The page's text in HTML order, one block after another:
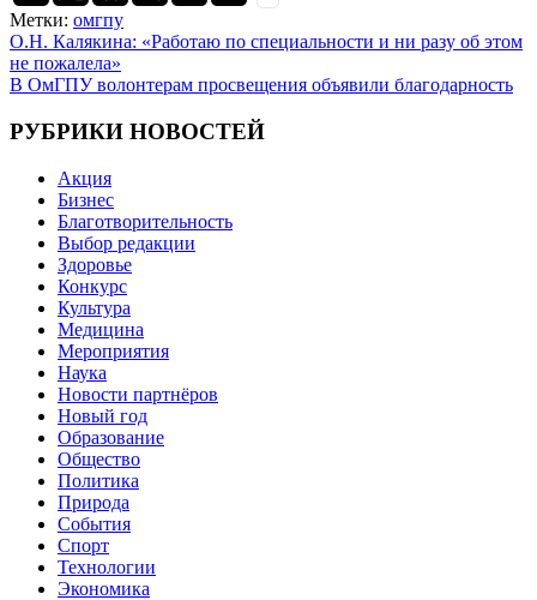
Метки: омгпу
Навигация
по
О.Н. Калякина: «Работаю по специальности и ни разу об этом
не пожалела»
В ОмГПУ волонтерам просвещения объявили благодарность
РУБРИКИ НОВОСТЕЙ
Акция
Бизнес
Благотворительность
Выбор редакции
Здоровье
Конкурс
Культура
Медицина
Мероприятия
Наука
Новости партнёров
Новый год
Образование
Общество
Политика
Природа
События
Спорт
Технологии
Экономика